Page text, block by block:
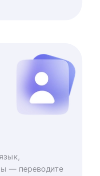
— переводите